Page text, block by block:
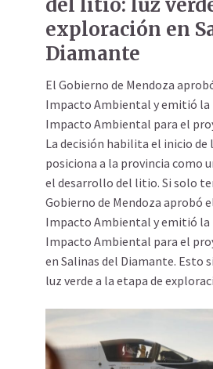
exploración en
Diamante
El Gobierno de Mendoza
Impacto Ambiental y emitió la
Impacto Ambiental para el
La decisión habilita el inicio de
posiciona a la provincia como
el desarrollo del litio. Si solo
Gobierno de Mendoza aprobó
Impacto Ambiental y emitió la
Impacto Ambiental para el
en Salinas del Diamante. Esto
luz verde a la etapa de